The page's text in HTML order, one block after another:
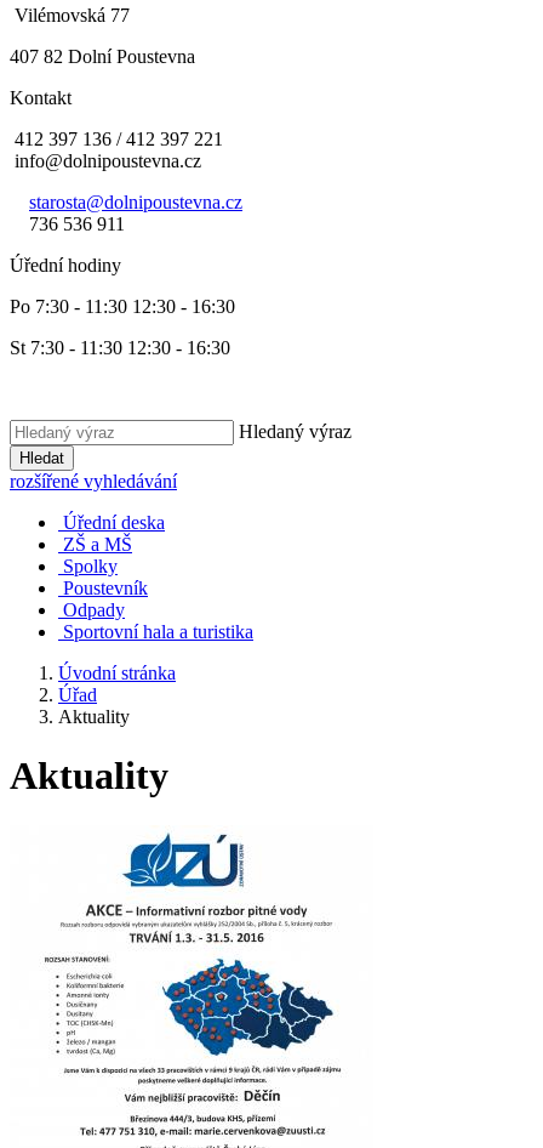
Vilémovská 77
407 82 Dolní Poustevna
Kontakt
412 397 136 / 412 397 221
info@dolnipoustevna.cz
starosta@dolnipoustevna.cz
736 536 911
Úřední hodiny
Po 7:30 - 11:30 12:30 - 16:30
St 7:30 - 11:30 12:30 - 16:30
Hledaný výraz
Hledat
rozšířené vyhledávání
Úřední deska
ZŠ a MŠ
Spolky
Poustevník
Odpady
Sportovní hala a turistika
Úvodní stránka
Úřad
Aktuality
Aktuality